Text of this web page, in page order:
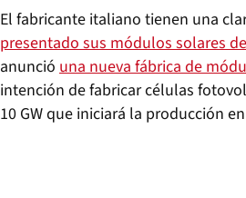
El fabricante italiano tienen una
presentado sus módulos solares
anunció una nueva fábrica de
intención de fabricar células
10 GW que iniciará la producción